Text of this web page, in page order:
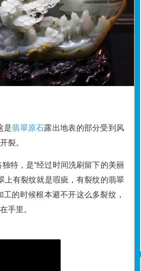
是翡翠原石露出地表的部分受到风
裂。
特，是“经过时间洗刷留下的美丽
上有裂纹就是瑕疵，有裂纹的翡翠
的时候根本避不开这么多裂纹，
手里。